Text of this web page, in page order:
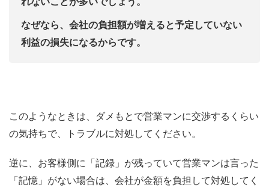
なぜなら、会社の負担額が増えると予定していない
利益の損失になるからです。
このようなときは、ダメもとで営業マンに交渉するくらい
の気持ちで、トラブルに対処してください。
逆に、お客様側に「記録」が残っていて営業マンは言った
「記憶」がない場合は、会社が金額を負担して対処してく